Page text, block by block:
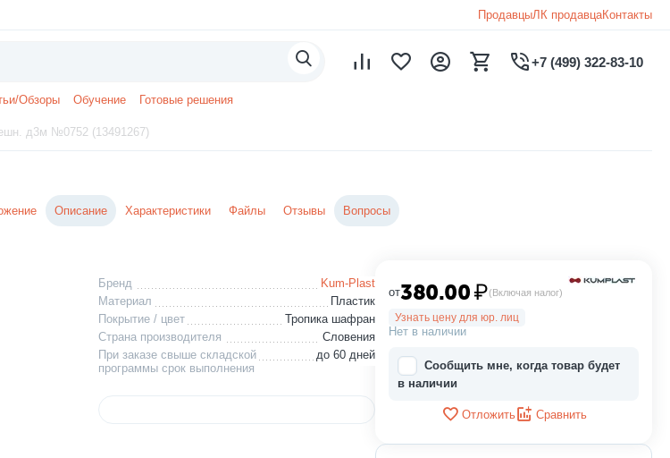
ПродавцыЛК продавцаКонтакты
+7 (499) 322-83-10
Обзоры Обучение Готовые решения
д3м №0752 (13491267)
Описание Характеристики Файлы Отзывы Вопросы
Бренд
Kum-Plast
Материал
Пластик
Покрытие / цвет
Тропика шафран
Страна производителя
Словения
При заказе свыше складской
программы срок выполнения
до 60 дней
от380.00₽(Включая налог)
Узнать цену для юр. лиц
Нет в наличии
Сообщить мне, когда товар будет
в наличии
Отложить Сравнить